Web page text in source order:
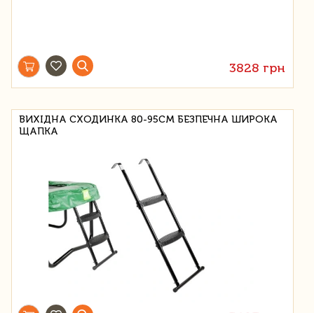
3828 грн
ВИХІДНА СХОДИНКА 80-95СМ БЕЗПЕЧНА ШИРОКА
ЩАПКА